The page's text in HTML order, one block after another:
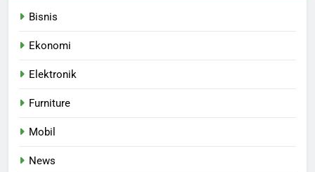
Bisnis
Ekonomi
Elektronik
Furniture
Mobil
News